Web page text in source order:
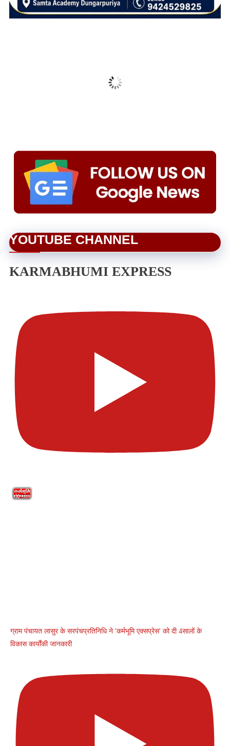
YOUTUBE CHANNEL
KARMABHUMI EXPRESS
ग्राम पंचायत लासुर के सरपंचप्रतिनिधि ने 'कर्मभूमि एक्सप्रेस' को दी 4सालों के
विकास कार्योंकी जानकारी